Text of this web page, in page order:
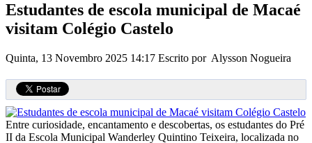
Estudantes de escola municipal de Macaé
visitam Colégio Castelo
Quinta, 13 Novembro 2025 14:17 Escrito por Alysson Nogueira
Entre curiosidade, encantamento e descobertas, os estudantes do Pré
II da Escola Municipal Wanderley Quintino Teixeira, localizada no